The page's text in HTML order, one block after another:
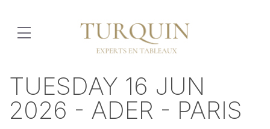
TUESDAY 16 JUN
2026 - ADER - PARIS